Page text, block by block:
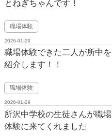
とねぎちゃんです！
職場体験
2026-01-29
職場体験できた二人が所中を
紹介します！！
職場体験
2026-01-29
所沢中学校の生徒さんが職場
体験に来てくれました